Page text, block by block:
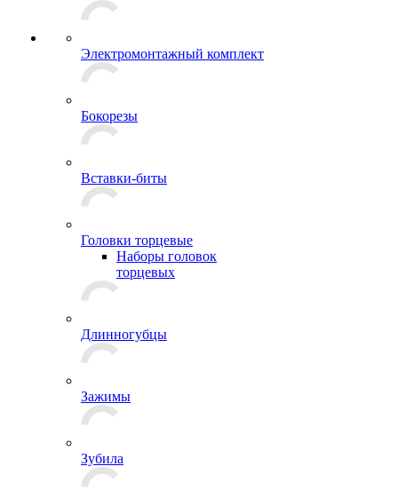
Электромонтажный комплект
Бокорезы
Вставки-биты
Головки торцевые
Наборы головок
торцевых
Длинногубцы
Зажимы
Зубила